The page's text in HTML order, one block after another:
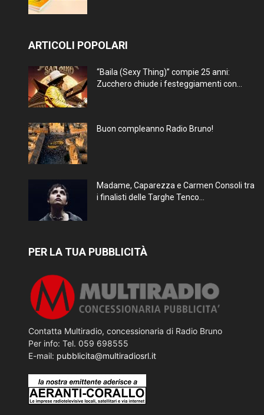
ARTICOLI POPOLARI
“Baila (Sexy Thing)” compie 25 anni:
Zucchero chiude i festeggiamenti con...
Buon compleanno Radio Bruno!
Madame, Caparezza e Carmen Consoli tra
i finalisti delle Targhe Tenco...
PER LA TUA PUBBLICITÀ
Contatta Multiradio, concessionaria di Radio Bruno
Per info: Tel. 059 698555
E-mail: pubblicita@multiradiosrl.it